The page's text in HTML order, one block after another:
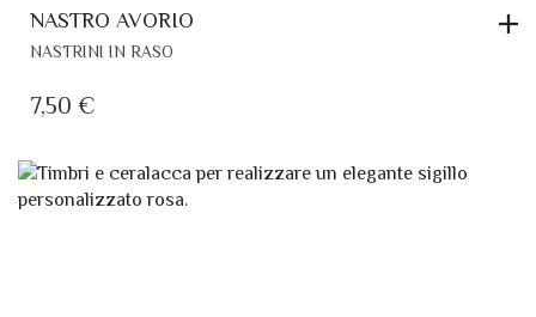
NASTRO AVORIO
NASTRINI IN RASO
7,50 €